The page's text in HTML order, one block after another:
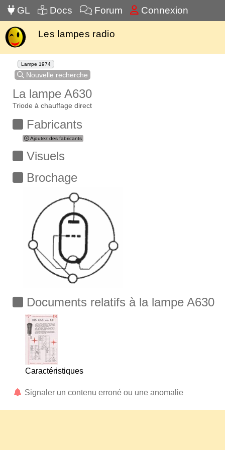
GL Docs Forum Connexion
Les lampes radio
Lampe 1974
Nouvelle recherche
La lampe A630
Triode à chauffage direct
Fabricants
Ajoutez des fabricants
Visuels
Brochage
Documents relatifs à la lampe A630
Caractéristiques
Signaler un contenu erroné ou une anomalie